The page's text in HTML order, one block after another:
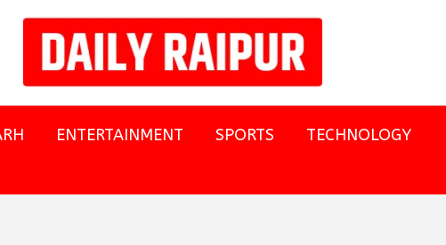
ENTERTAINMENT SPORTS
TECHNOLOGY